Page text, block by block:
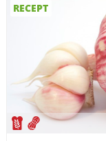
RECEPT